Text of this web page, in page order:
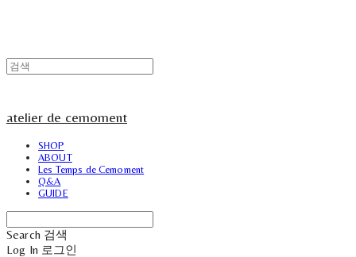
atelier de cemoment
SHOP
ABOUT
Les Temps de Cemoment
Q&A
GUIDE
Search 검색
Log In 로그인